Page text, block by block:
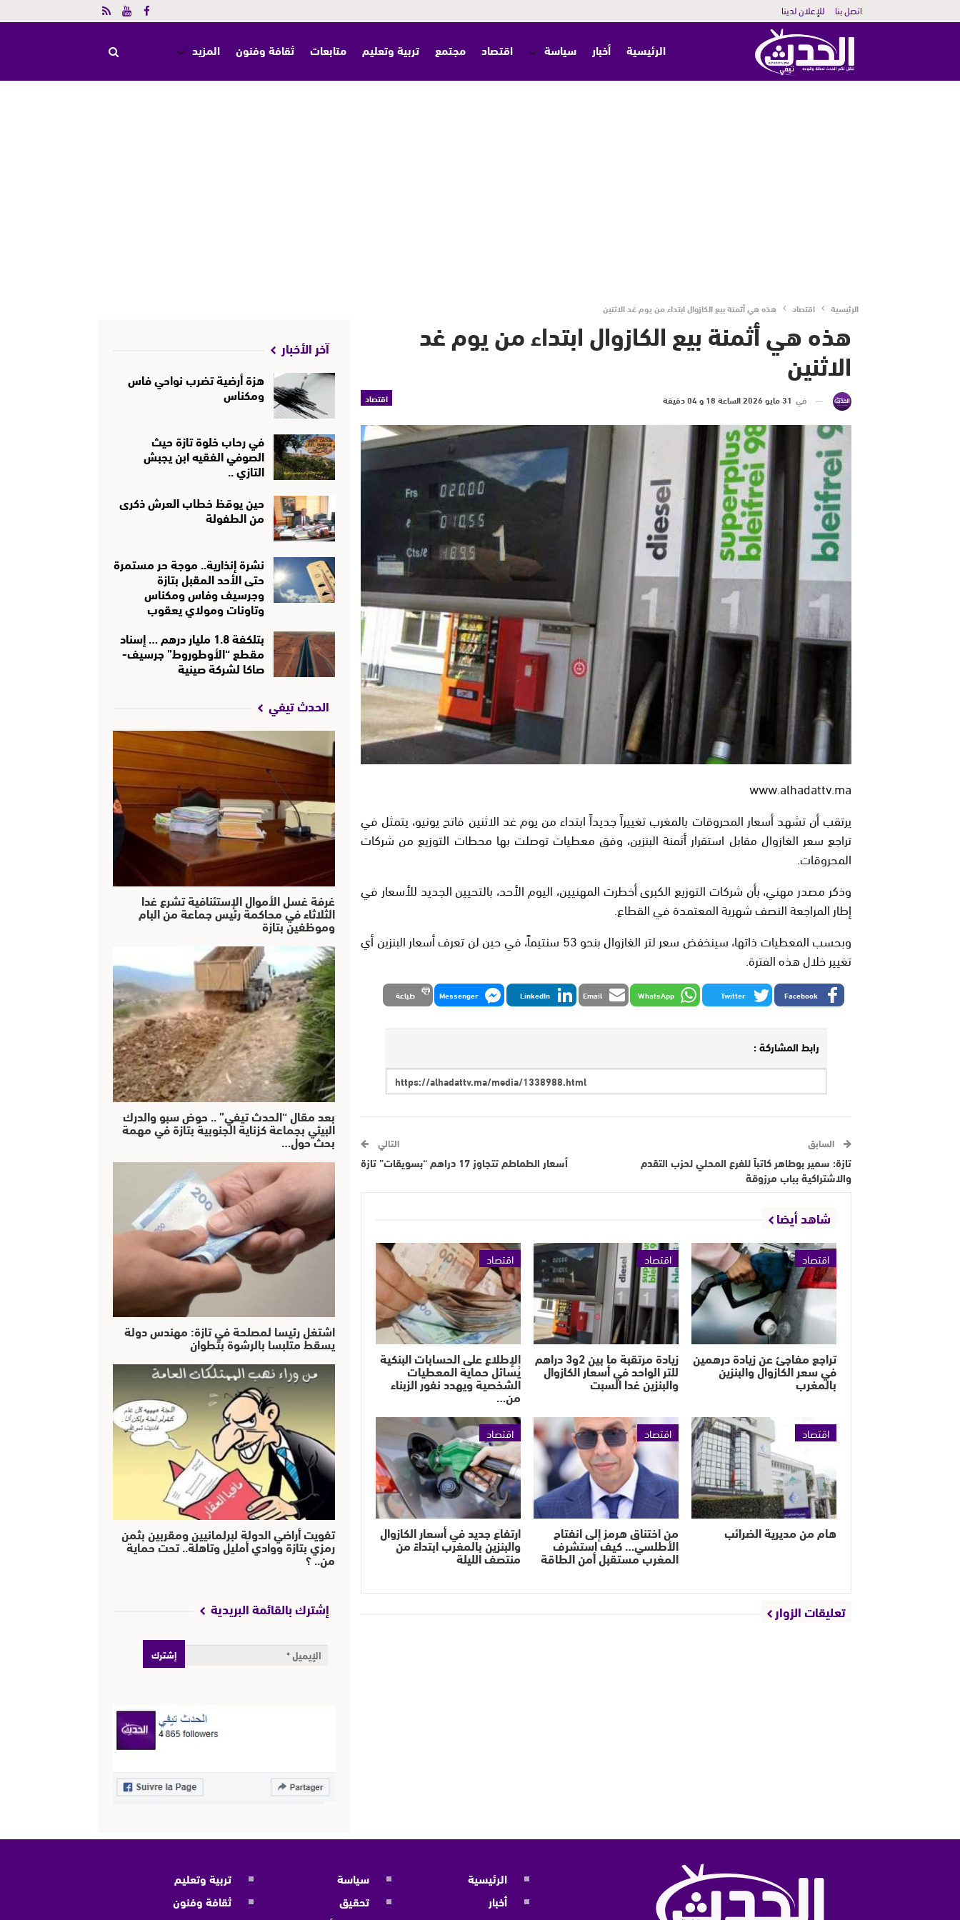
اتصل بنا للإعلان لدينا
الرئيسية أخبار سياسة اقتصاد مجتمع تربية وتعليم متابعات ثقافة وفنون المزيد
الرئيسية اقتصاد هذه هي أثمنة بيع الكازوال ابتداء من يوم غد الاثنين
هذه هي أثمنة بيع الكازوال ابتداء من يوم غد
الاثنين
اقتصاد في 31 مايو 2026 الساعة 18 و 04 دقيقة
www.alhadattv.ma
يرتقب أن تشهد أسعار المحروقات بالمغرب تغييراً جديداً ابتداء من يوم غد الاثنين فاتح يونيو، يتمثل في
تراجع سعر الغازوال مقابل استقرار أثمنة البنزين، وفق معطيات توصلت بها محطات التوزيع من شركات
المحروقات.
وذكر مصدر مهني، بأن شركات التوزيع الكبرى أخطرت المهنيين، اليوم الأحد، بالتحيين الجديد للأسعار في
إطار المراجعة النصف شهرية المعتمدة في القطاع.
وبحسب المعطيات ذاتها، سينخفض سعر لتر الغازوال بنحو 53 سنتيماً، في حين لن تعرف أسعار البنزين أي
تغيير خلال هذه الفترة.
Facebook
Twitter
WhatsApp
Email
LinkedIn
Messenger طباعة
رابط المشاركة :
السابق
تازة: سمير بوطاهر كاتباً للفرع المحلي لحزب التقدم
والاشتراكية بباب مرزوقة
التالي
أسعار الطماطم تتجاوز 17 دراهم “بسويقات” تازة
شاهد أيضا
اقتصاد
تراجع مفاجئ عن زيادة درهمين
في سعر الكازوال والبنزين
بالمغرب
اقتصاد
زيادة مرتقبة ما بين 2و3 دراهم
للتر الواحد في أسعار الكازوال
والبنزين غدا السبت
اقتصاد
الإطلاع على الحسابات البنكية
يُسائل حماية المعطيات
الشخصية ويهدد نفور الزبناء
من…
اقتصاد
هام من مديرية الضرائب
اقتصاد
من اختناق هرمز إلى انفتاح
الأطلسي… كيف استشرف
المغرب مستقبل أمن الطاقة
اقتصاد
ارتفاع جديد في أسعار الكازوال
والبنزين بالمغرب ابتداءً من
منتصف الليلة
تعليقات الزوار
آخر الأخبار
هزة أرضية تضرب نواحي فاس
ومكناس
في رحاب خلوة تازة حيث
الصوفي الفقيه ابن يجبش
التازي ..
حين يوقظ خطاب العرش ذكرى
من الطفولة
نشرة إنذارية.. موجة حر مستمرة
حتى الأحد المقبل بتازة
وجرسيف وفاس ومكناس
وتاونات ومولاي يعقوب
بتلكفة 1.8 مليار درهم … إسناد
مقطع “الأوطوروط” جرسيف-
صاكا لشركة صينية
الحدث تيفي
غرفة غسل الأموال الإستئنافية تشرع غدا
الثلاثاء في محاكمة رئيس جماعة من البام
وموظفين بتازة
بعد مقال “الحدث تيفي” .. حوض سبو والدرك
البيئي بجماعة كزناية الجنوبية بتازة في مهمة
بحث حول…
اشتغل رئيسا لمصلحة في تازة: مهندس دولة
يسقط متلبسا بالرشوة بتطوان
تفويت أراضي الدولة لبرلمانيين ومقربين بثمن
رمزي بتازة ووادي أمليل وتاهلة.. تحت حماية
من.. ؟
إشترك بالقائمة البريدية
الرئيسية
أخبار
سياسة
تحقيق
تربية وتعليم
ثقافة وفنون